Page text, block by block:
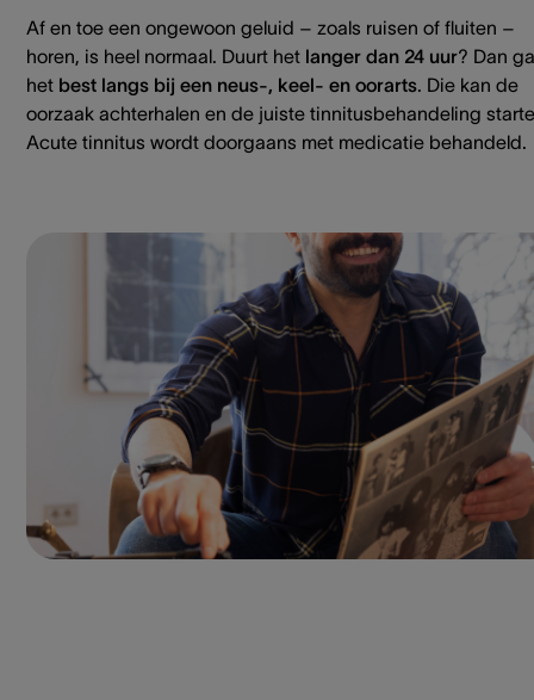
Af en toe een ongewoon geluid – zoals ruisen of fluiten –
horen, is heel normaal. Duurt het langer dan 24 uur? Dan
het best langs bij een neus-, keel- en oorarts. Die kan de
oorzaak achterhalen en de juiste tinnitusbehandeling
Acute tinnitus wordt doorgaans met medicatie behandeld.